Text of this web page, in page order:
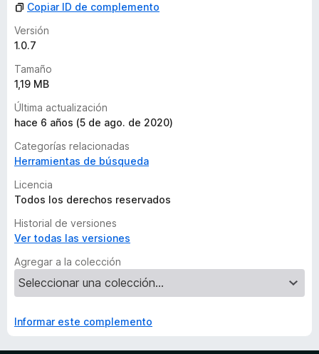
Copiar ID de complemento
Versión
1.0.7
Tamaño
1,19 MB
Última actualización
hace 6 años (5 de ago. de 2020)
Categorías relacionadas
Herramientas de búsqueda
Licencia
Todos los derechos reservados
Historial de versiones
Ver todas las versiones
Agregar a la colección
Informar este complemento